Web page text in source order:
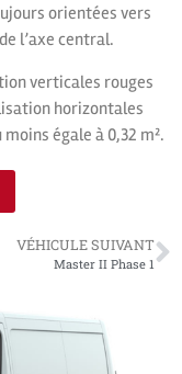
orientées vers
l’axe central.
verticales rouges
horizontales
égale à 0,32 m².
VÉHICULE SUIVANT
Master II Phase 1